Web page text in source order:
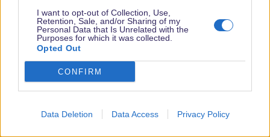
I want to opt-out of Collection, Use,
Retention, Sale, and/or Sharing of my
Personal Data that Is Unrelated with the
Purposes for which it was collected.
Opted Out
CONFIRM
Data Deletion Data Access Privacy Policy
Bereichen sogar weit vorraus (siehe oben, wo ich mehr dazu
geschrieben habe: Zimmer etc.).
über die hotels habe ich auch wirklich nur gutes gehört !
da könnte sich disney evtl sogar eine scheibe abschneiden.
was das theming mit riesen achterbahnen angeht muss ich
torsten natürlich recht geben,